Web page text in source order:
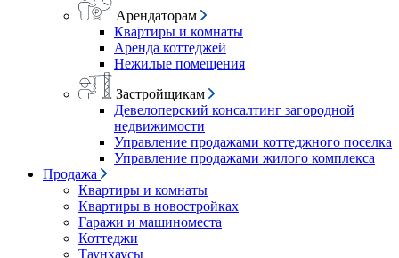
Арендаторам
Квартиры и комнаты
Аренда коттеджей
Нежилые помещения
Застройщикам
Девелоперский консалтинг загородной
недвижимости
Управление продажами коттеджного поселка
Управление продажами жилого комплекса
Продажа
Квартиры и комнаты
Квартиры в новостройках
Гаражи и машиноместа
Коттеджи
Таунхаусы